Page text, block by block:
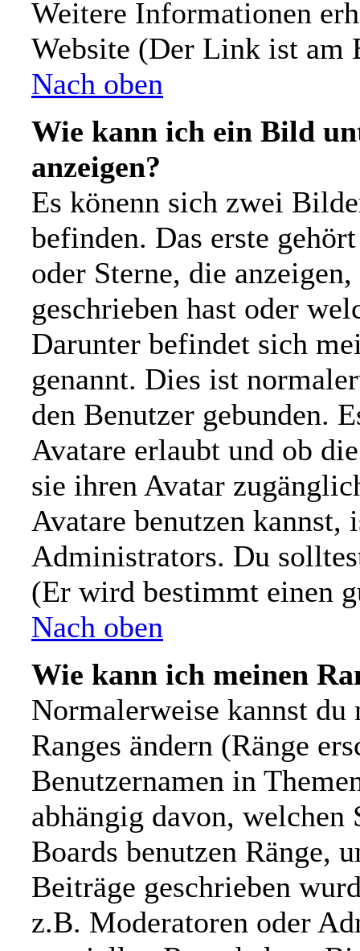
Weitere Informationen
Website (Der Link ist am
Nach oben
Wie kann ich ein Bild
anzeigen?
Es könenn sich zwei
befinden. Das erste
oder Sterne, die
geschrieben hast oder
Darunter befindet sich
genannt. Dies ist
den Benutzer gebunden.
Avatare erlaubt und ob
sie ihren Avatar
Avatare benutzen kannst,
Administrators. Du
(Er wird bestimmt einen
Nach oben
Wie kann ich meinen
Normalerweise kannst
Ranges ändern (Ränge
Benutzernamen in
abhängig davon,
Boards benutzen Ränge,
Beiträge geschrieben
z.B. Moderatoren oder